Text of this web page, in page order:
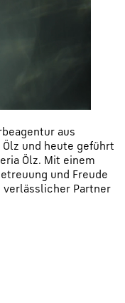
aus
Ölz und heute geführt
Ölz. Mit einem
und Freude
verlässlicher Partner